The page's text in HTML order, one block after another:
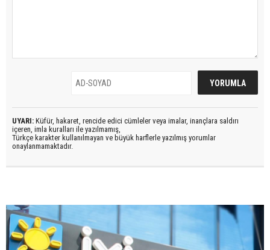
UYARI: Küfür, hakaret, rencide edici cümleler veya imalar, inançlara saldırı
içeren, imla kuralları ile yazılmamış,
Türkçe karakter kullanılmayan ve büyük harflerle yazılmış yorumlar
onaylanmamaktadır.